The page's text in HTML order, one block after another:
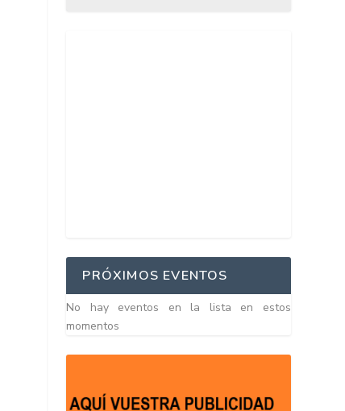
PRÓXIMOS EVENTOS
No hay eventos en la lista en estos
momentos